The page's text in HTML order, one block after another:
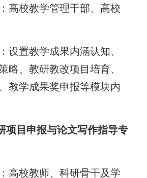
高校教学管理干部、高校
设置教学成果内涵认知、
略、教研教改项目培育、
教学成果奖申报等模块内
项目申报与论文写作指导专
高校教师、科研骨干及学